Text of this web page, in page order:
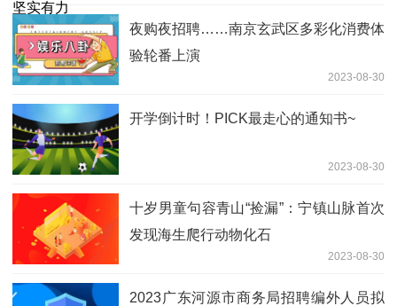
夜购夜招聘……南京玄武区多彩化消费体
验轮番上演
2023-08-30
开学倒计时！PICK最走心的通知书~
2023-08-30
十岁男童句容青山“捡漏”：宁镇山脉首次
发现海生爬行动物化石
2023-08-30
2023广东河源市商务局招聘编外人员拟